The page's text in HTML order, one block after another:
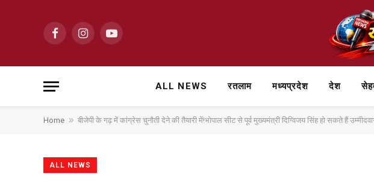
FacebookInstagramYouTube
ALL NEWS रतलाम मध्यप्रदेश देश
Home » बीजेपी के गढ़ में कांग्रेस चुनौती देने की तैयारी में!भोपाल सीट से पूर्व मुख्यमंत्री दिग्विजय सिंह हो सकते हैं
ALL NEWS